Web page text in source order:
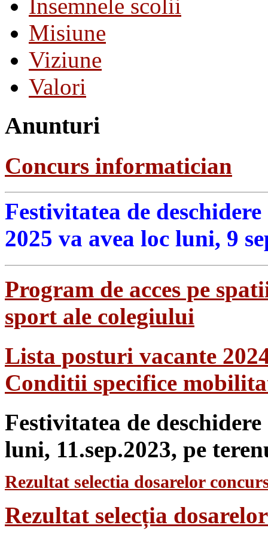
Insemnele scolii
Misiune
Viziune
Valori
Anunturi
Concurs informatician
Festivitatea de
2025 va avea loc luni, 9
Program de acces pe
sport ale colegiului
Lista posturi vacante
Conditii specifice
Festivitatea de
luni, 11.sep.2023, pe
Rezultat selectia dosarelor
Rezultat selecția